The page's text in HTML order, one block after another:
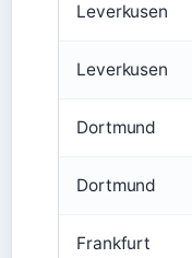
Leverkusen
Leverkusen
Dortmund
Dortmund
Frankfurt